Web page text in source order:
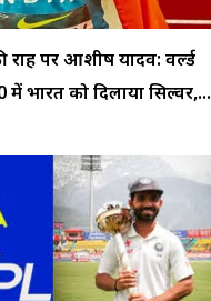
राह पर आशीष यादव: वर्ल्ड
भारत को दिलाया सिल्वर,...